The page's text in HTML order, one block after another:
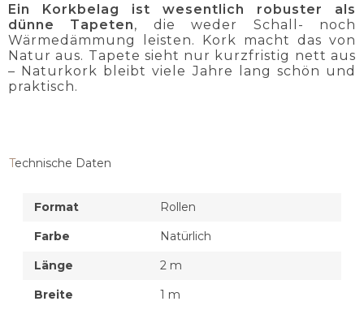
Ein Korkbelag ist wesentlich robuster als
dünne Tapeten, die weder Schall- noch
Wärmedämmung leisten. Kork macht das von
Natur aus. Tapete sieht nur kurzfristig nett aus
– Naturkork bleibt viele Jahre lang schön und
praktisch.
Technische Daten
Format
Rollen
Farbe
Natürlich
Länge
2 m
Breite
1 m